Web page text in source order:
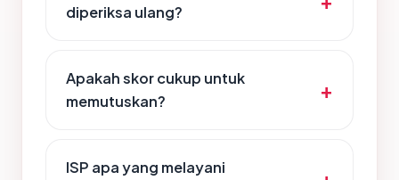
diperiksa ulang?
Apakah skor cukup untuk
memutuskan?
ISP apa yang melayani